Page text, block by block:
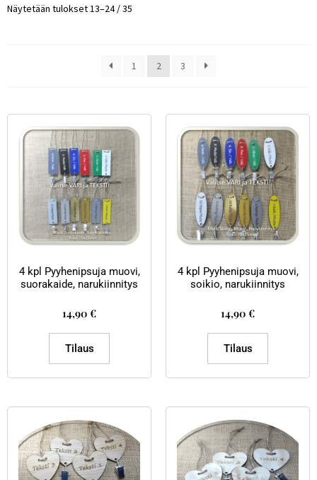
Näytetään tulokset 13–24 / 35
1 2 3
4 kpl Pyyhenipsuja muovi,
suorakaide, narukiinnitys
14,90 €
Tilaus
4 kpl Pyyhenipsuja muovi,
soikio, narukiinnitys
14,90 €
Tilaus